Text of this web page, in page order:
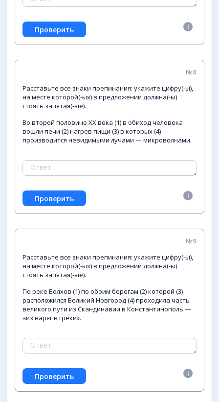
№8
Расставьте все знаки препинания: укажите цифру(-ы),
на месте которой(-ых) в предложении должна(-ы)
стоять запятая(-ые).
Во второй половине XX века (1) в обиход человека
вошли печи (2) нагрев пищи (3) в которых (4)
производится невидимыми лучами — микроволнами.
№9
Расставьте все знаки препинания: укажите цифру(-ы),
на месте которой(-ых) в предложении должна(-ы)
стоять запятая(-ые).
По реке Волхов (1) по обоим берегам (2) которой (3)
расположился Великий Новгород (4) проходила часть
великого пути из Скандинавии в Константинополь —
«из варяг в греки».